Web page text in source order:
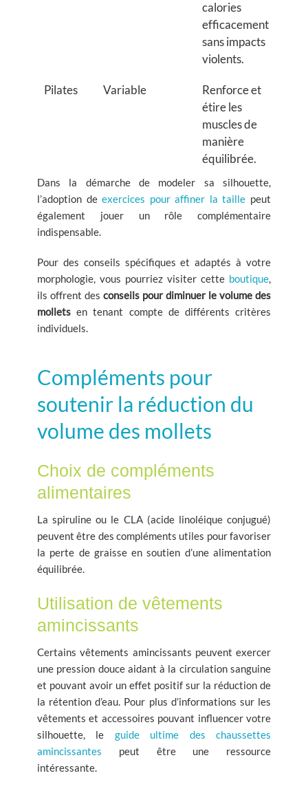
calories
efficacement
sans impacts
violents.
Pilates Variable
Renforce et
étire les
muscles de
manière
équilibrée.
Dans la démarche de modeler sa silhouette,
l’adoption deexercices pour affiner la taille peut
également jouer un rôle complémentaire
indispensable.
Pour des conseils spécifiques et adaptés à votre
morphologie, vous pourriez visiter cette boutique
ils offrent des conseils pour diminuer le volume des
mollets en tenant compte de différents critères
individuels.
Compléments pour
soutenir la réduction du
volume des mollets
Choix de compléments
alimentaires
La spiruline ou le CLA (acide linoléique conjugué)
peuvent être des compléments utiles pour favoriser
la perte de graisse en soutien d’une alimentation
équilibrée.
Utilisation de vêtements
amincissants
Certains vêtements amincissants peuvent exercer
une pression douce aidant à la circulation sanguine
et pouvant avoir un effet positif sur la réduction de
la rétention d’eau. Pour plus d’informations sur les
vêtements et accessoires pouvant influencer votre
silhouette, le guide ultime des chaussettes
amincissantes peut être une ressource
intéressante.